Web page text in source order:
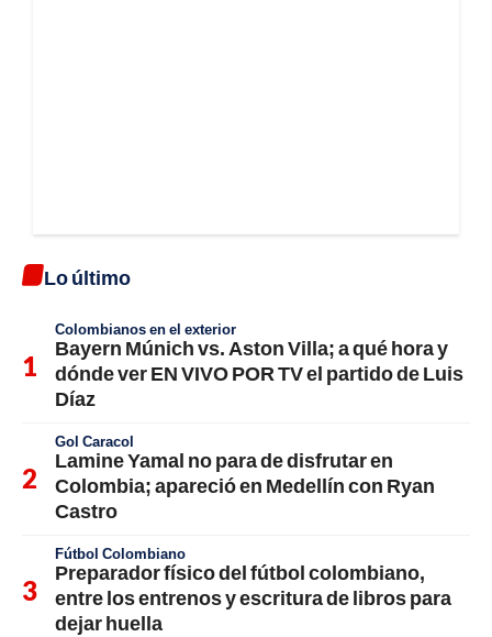
Lo último
Colombianos en el exterior
Bayern Múnich vs. Aston Villa; a qué hora y
dónde ver EN VIVO POR TV el partido de Luis
Díaz
Gol Caracol
Lamine Yamal no para de disfrutar en
Colombia; apareció en Medellín con Ryan
Castro
Fútbol Colombiano
Preparador físico del fútbol colombiano,
entre los entrenos y escritura de libros para
dejar huella